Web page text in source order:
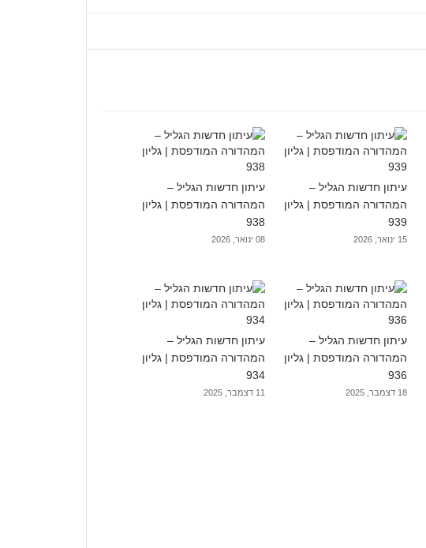
עיתון חדשות הגליל –
המהדורה המודפסת | גליון
939
15 ינואר, 2026
עיתון חדשות הגליל –
המהדורה המודפסת | גליון
938
08 ינואר, 2026
עיתון חדשות הגליל –
המהדורה המודפסת | גליון
936
18 דצמבר, 2025
עיתון חדשות הגליל –
המהדורה המודפסת | גליון
934
11 דצמבר, 2025